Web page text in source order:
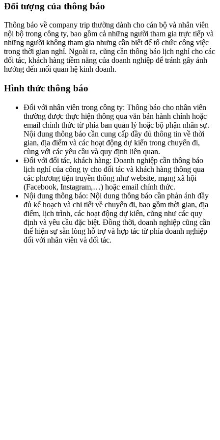
Đối tượng của thông báo
Thông báo về company trip thường dành cho cán bộ và nhân viên
nội bộ trong công ty, bao gồm cả những người tham gia trực tiếp và
những người không tham gia nhưng cần biết để tổ chức công việc
trong thời gian nghỉ. Ngoài ra, cũng cần thông báo lịch nghỉ cho các
đối tác, khách hàng tiềm năng của doanh nghiệp để tránh gây ảnh
hưởng đến mối quan hệ kinh doanh.
Hình thức thông báo
Đối với nhân viên trong công ty: Thông báo cho nhân viên
thường được thực hiện thông qua văn bản hành chính hoặc
email chính thức từ phía ban quản lý hoặc bộ phận nhân sự.
Nội dung thông báo cần cung cấp đầy đủ thông tin về thời
gian, địa điểm và các hoạt động dự kiến trong chuyến đi,
cùng với các yêu cầu và quy định liên quan.
Đối với đối tác, khách hàng: Doanh nghiệp cần thông báo
lịch nghỉ của công ty cho đối tác và khách hàng thông qua
các phương tiện truyền thông như website, mạng xã hội
(Facebook, Instagram,…) hoặc email chính thức.
Nội dung thông báo: Nội dung thông báo cần phản ánh đầy
đủ kế hoạch và chi tiết về chuyến đi, bao gồm thời gian, địa
điểm, lịch trình, các hoạt động dự kiến, cũng như các quy
định và yêu cầu đặc biệt. Đồng thời, doanh nghiệp cũng cần
thể hiện sự sẵn lòng hỗ trợ và hợp tác từ phía doanh nghiệp
đối với nhân viên và đối tác.